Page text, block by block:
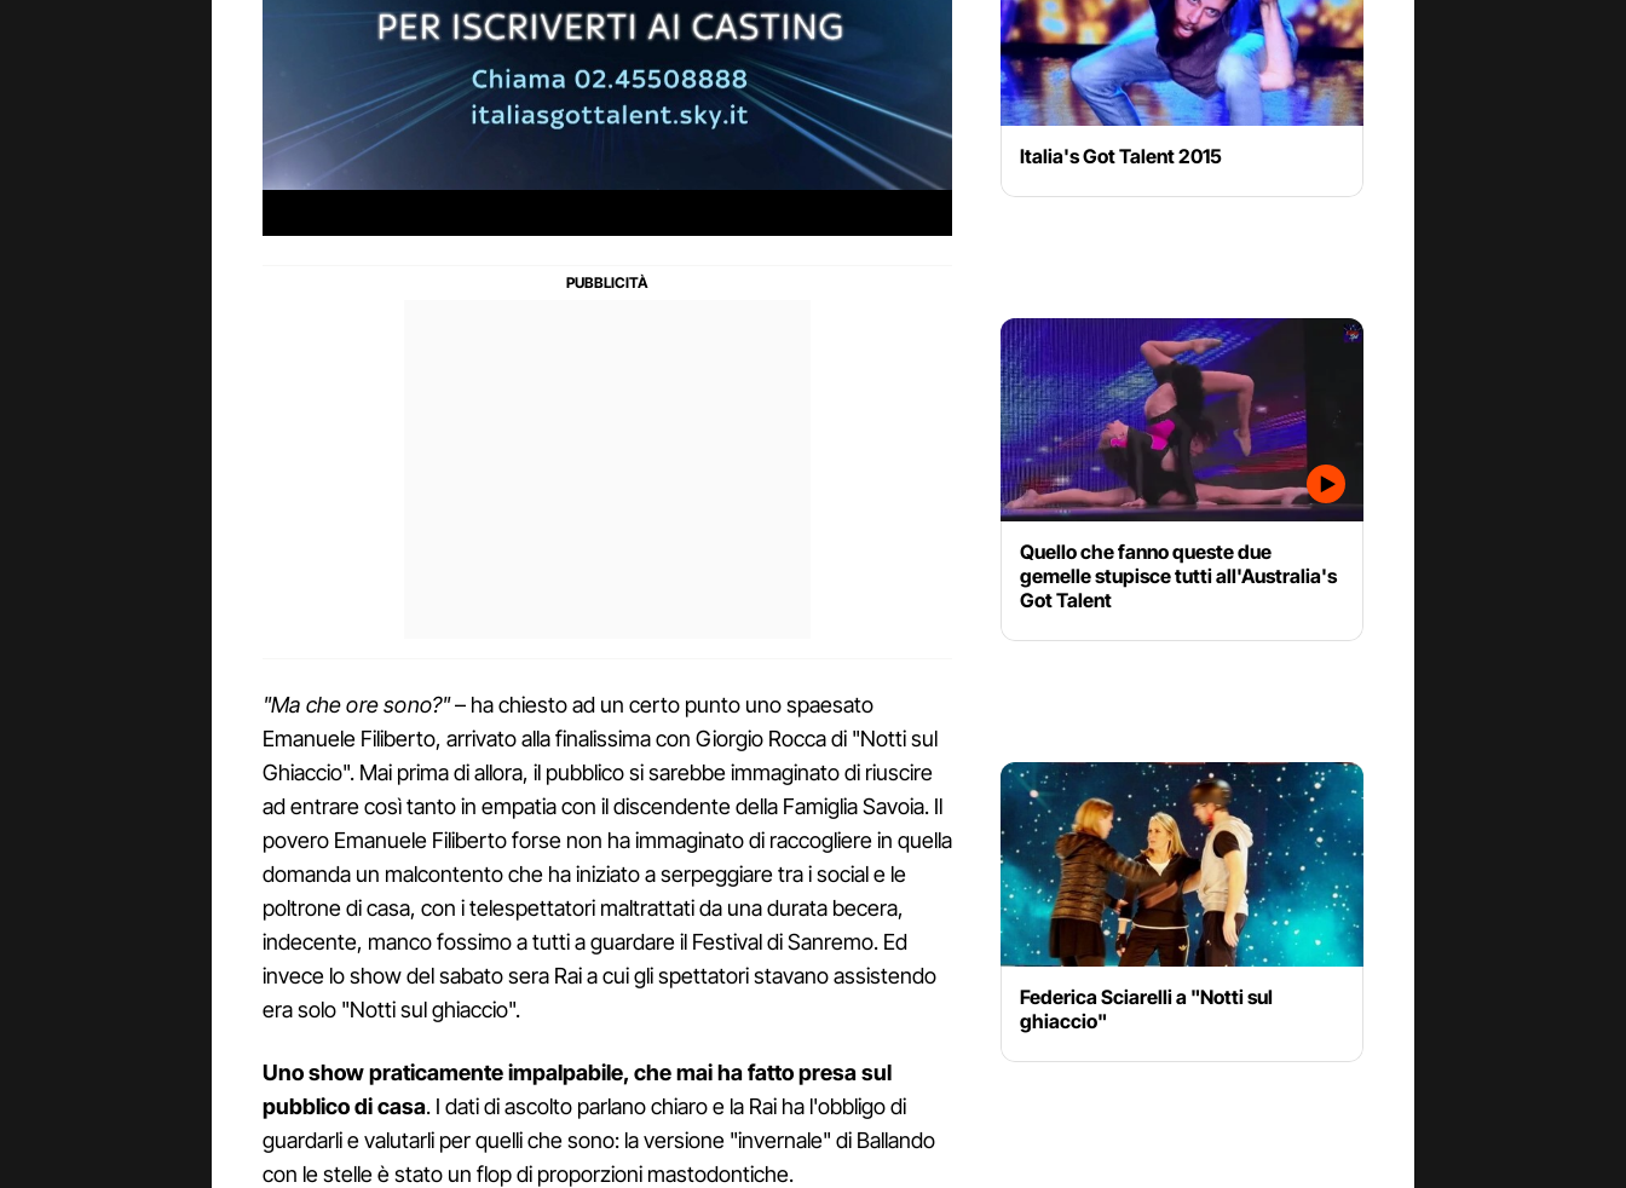
"Ma che ore sono?"– ha chiesto ad un certo punto uno spaesato
Emanuele Filiberto, arrivato alla finalissima con Giorgio Rocca di "Notti sul
Ghiaccio". Mai prima di allora, il pubblico si sarebbe immaginato di riuscire
ad entrare così tanto in empatia con il discendente della Famiglia Savoia. Il
povero Emanuele Filiberto forse non ha immaginato di raccogliere in quella
domanda un malcontento che ha iniziato a serpeggiare tra i social e le
poltrone di casa, con i telespettatori maltrattati da una durata becera,
indecente, manco fossimo a tutti a guardare il Festival di Sanremo. Ed
invece lo show del sabato sera Rai a cui gli spettatori stavano assistendo
era solo "Notti sul ghiaccio".
Uno show praticamente impalpabile, che mai ha fatto presa sul
pubblico di casa. I dati di ascolto parlano chiaro e la Rai ha l'obbligo di
guardarli e valutarli per quelli che sono: la versione "invernale" di Ballando
con le stelle è stato un flop di proporzioni mastodontiche.
Italia's Got Talent 2015
Quello che fanno queste due
gemelle stupisce tutti all'Australia's
Got Talent
Federica Sciarelli a "Notti sul
ghiaccio"